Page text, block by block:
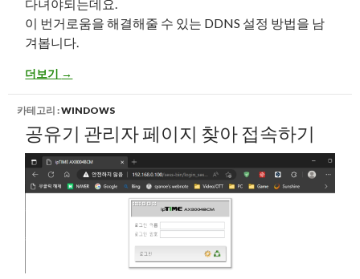
다녀야되는데요.
이 번거로움을 해결해줄 수 있는 DDNS 설정 방법을 남
겨봅니다.
편한 외부 접속을 위한 DDNS 설정 방법 (ipTIME 공유기 사용)
더보기 →
카테고리 :WINDOWS
공유기 관리자 페이지 찾아 접속하기